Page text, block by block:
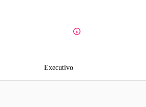
Executivo